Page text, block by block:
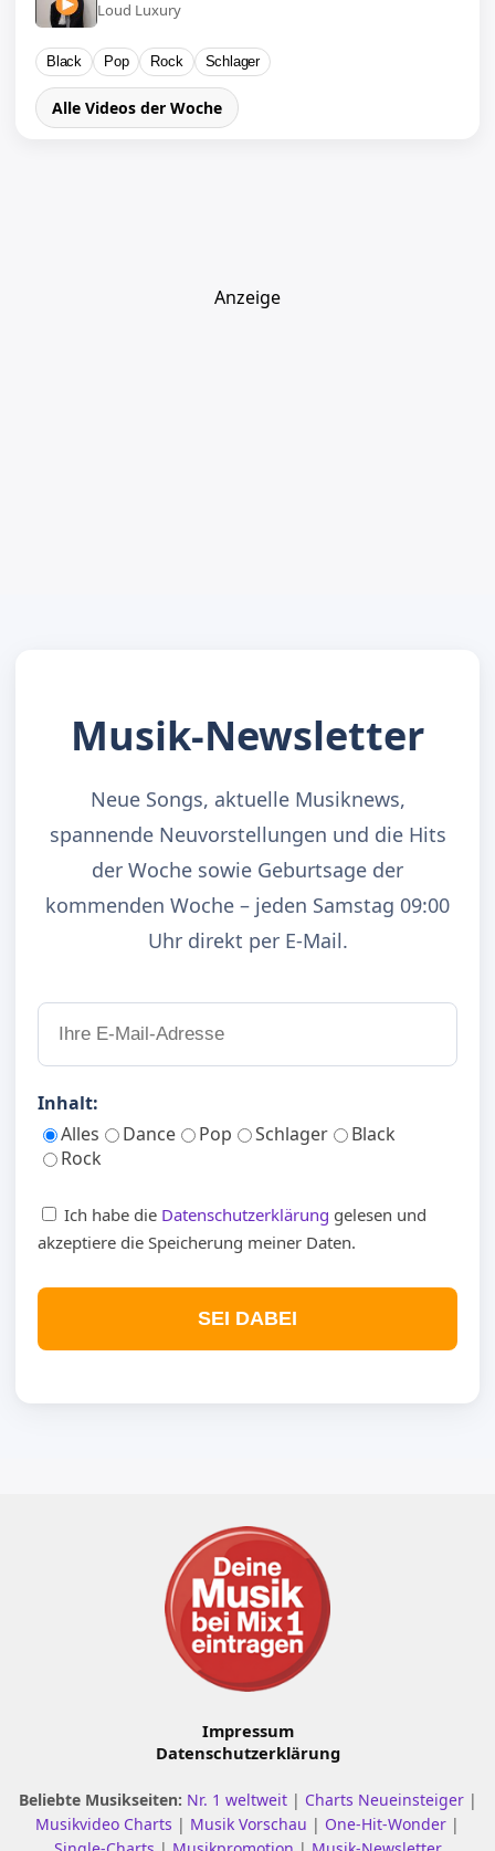
Loud Luxury
Black Pop Rock Schlager
Alle Videos der Woche
Anzeige
Musik-Newsletter
Neue Songs, aktuelle Musiknews,
spannende Neuvorstellungen und die Hits
der Woche sowie Geburtsage der
kommenden Woche – jeden Samstag 09:00
Uhr direkt per E-Mail.
Inhalt:
Alles
Dance Pop Schlager
Black
Rock
Ich habe die Datenschutzerklärung gelesen und
akzeptiere die Speicherung meiner Daten.
SEI DABEI
Impressum
Datenschutzerklärung
Beliebte Musikseiten: Nr. 1 weltweit | Charts Neueinsteiger |
Musikvideo Charts | Musik Vorschau | One-Hit-Wonder |